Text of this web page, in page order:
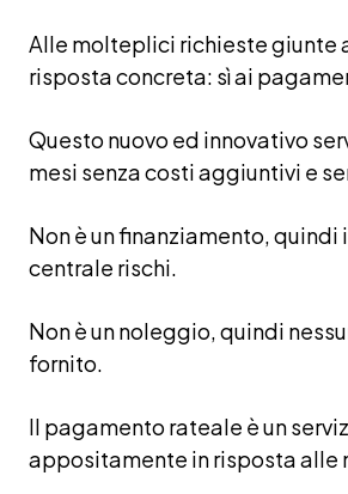
Alle molteplici richieste giunte
risposta concreta: sì ai
Questo nuovo ed innovativo
mesi senza costi aggiuntivi e
Non è un finanziamento,
centrale rischi.
Non è un noleggio, quindi
fornito.
Il pagamento rateale è un
appositamente in risposta alle